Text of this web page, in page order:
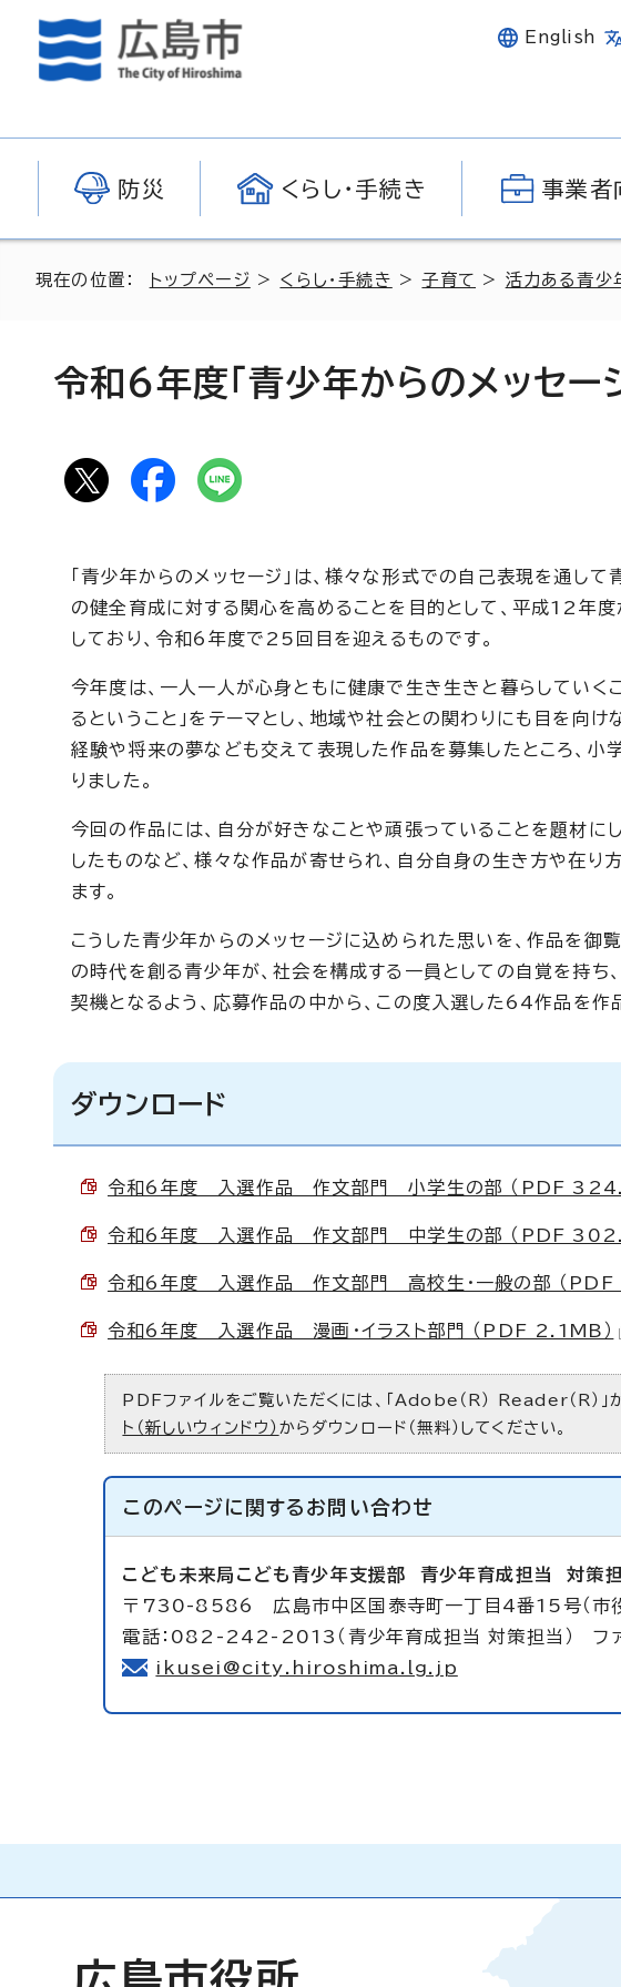
English
防災 くらし・手続き 事業者
現在の位置： トップページ > くらし・手続き >子育て > 活力ある青少
令和6年度「青少年からのメッセー
「青少年からのメッセージ」は、様々な形式での自己表現を通し
の健全育成に対する関心を高めることを目的として、平成12年度
しており、令和6年度で25回目を迎えるものです。
今年度は、一人一人が心身ともに健康で生き生きと暮らしていく
るということ」をテーマとし、地域や社会との関わりにも目を向
経験や将来の夢なども交えて表現した作品を募集したところ、
りました。
今回の作品には、自分が好きなことや頑張っていることを題材に
したものなど、様々な作品が寄せられ、自分自身の生き方や在
ます。
こうした青少年からのメッセージに込められた思いを、作品を御
の時代を創る青少年が、社会を構成する一員としての自覚を持ち
契機となるよう、応募作品の中から、この度入選した64作品を作
ダウンロード
令和6年度 入選作品 作文部門 小学生の部 （PDF
令和6年度 入選作品 作文部門 中学生の部 （PDF
令和6年度 入選作品 作文部門 高校生・一般の部 （
令和6年度 入選作品 漫画・イラスト部門 （PDF 2.1MB）
PDFファイルをご覧いただくには、「Adobe（R） Reader（R）」
ト（新しいウィンドウ） からダウンロード（無料）してください。
このページに関する お問い合わせ
こども未来局こども青少年支援部 青少年育成担当 対策
〒730-8586 広島市中区国泰寺町一丁目4番15号（市役
電話：082-242-2013（青少年育成担当 対策担当）
ikusei@city.hiroshima.lg.jp